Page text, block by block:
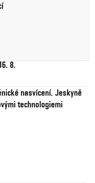
8.
nasvícení. Jeskyně
technologiemi